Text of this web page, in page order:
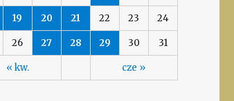
« kw. cze »
19 20 21 22 23 24
26 27 28 29 30 31